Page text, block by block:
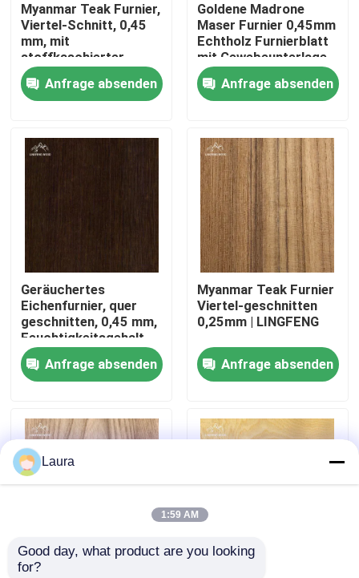
Werksbesichtigung
Qualitätskontrolle
Kontakt mit uns
Neuigkeiten
Bitte um ein Angebot
Myanmar Teak Furnier,
Viertel-Schnitt, 0,45
mm, mit
stoffkaschierter
Rückseite
Anfrage absenden
Goldene Madrone
Maser Furnier 0,45mm
Echtholz Furnierblatt
mit Gewebeunterlage
Anfrage absenden
Geräuchertes
Eichenfurnier, quer
geschnitten, 0,45 mm,
Feuchtigkeitsgehalt
8%±2%,
Naturholzfurnier
Anfrage absenden
Myanmar Teak Furnier
Viertel-geschnitten
0,25mm | LINGFENG
Anfrage absenden
Ulmenfurnier,
Laura
1:59 AM
Good day, what product are you looking
for?